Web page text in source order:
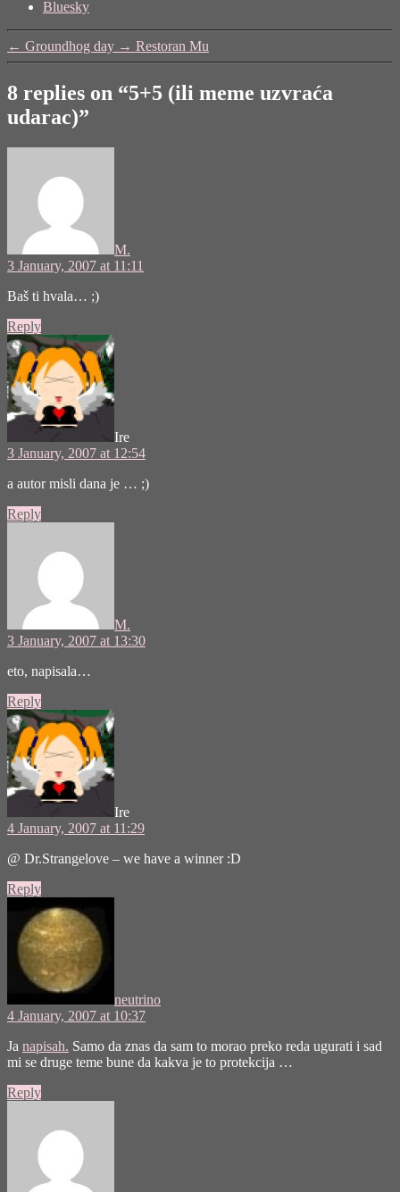
"5+5
(ili
uzvraća
udarac)"
Bluesky
← Groundhog day → Restoran Mu
8 replies on “5+5 (ili meme uzvraća
udarac)”
M.
3 January, 2007 at 11:11
Baš ti hvala… ;)
Reply
Ire
3 January, 2007 at 12:54
a autor misli dana je … ;)
Reply
M.
3 January, 2007 at 13:30
eto, napisala…
Reply
Ire
4 January, 2007 at 11:29
@ Dr.Strangelove – we have a winner :D
Reply
neutrino
4 January, 2007 at 10:37
Ja napisah. Samo da znas da sam to morao preko reda ugurati i sad
mi se druge teme bune da kakva je to protekcija …
Reply